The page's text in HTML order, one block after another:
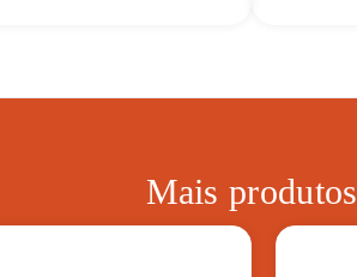
Mais produtos